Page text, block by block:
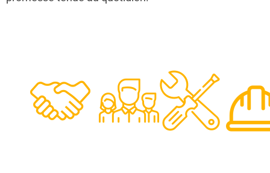
48
0
50
Experts